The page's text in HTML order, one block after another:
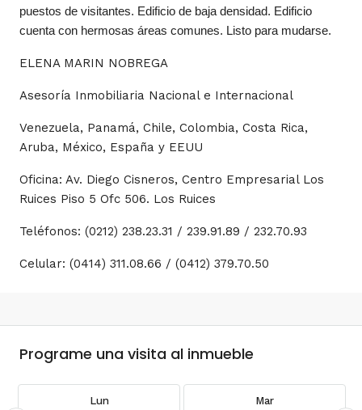
puestos de visitantes. Edificio de baja densidad. Edificio
cuenta con hermosas áreas comunes. Listo para mudarse.
ELENA MARIN NOBREGA
Asesoría Inmobiliaria Nacional e Internacional
Venezuela, Panamá, Chile, Colombia, Costa Rica,
Aruba, México, España y EEUU
Oficina: Av. Diego Cisneros, Centro Empresarial Los
Ruices Piso 5 Ofc 506. Los Ruices
Teléfonos: (0212) 238.23.31 / 239.91.89 / 232.70.93
Celular: (0414) 311.08.66 / (0412) 379.70.50
Programe una visita al inmueble
Lun Mar